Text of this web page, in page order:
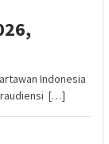
Indonesia
[…]